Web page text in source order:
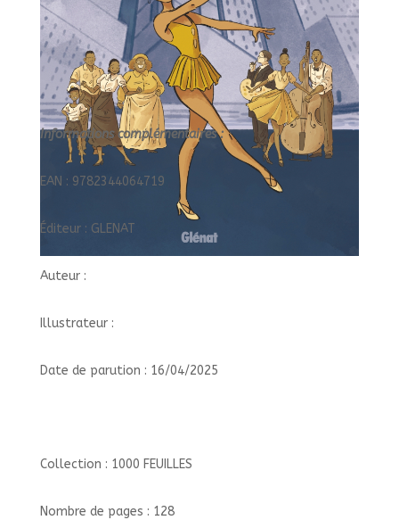
Informations complémentaires :
EAN : 9782344064719
Éditeur : GLENAT
Auteur :
Illustrateur :
Date de parution : 16/04/2025
Collection : 1000 FEUILLES
Nombre de pages : 128